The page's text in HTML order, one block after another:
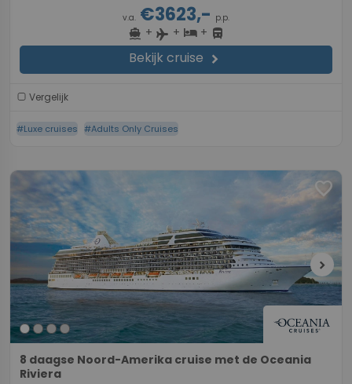
v.a. €3623,- p.p.
directions_boat + flight + hotel+ directions_bus
Bekijk cruise chevron_right
Vergelijk
#Luxe cruises #Adults Only Cruises
favorite
chevron_right
8 daagse Noord-Amerika cruise met de Oceania
Riviera